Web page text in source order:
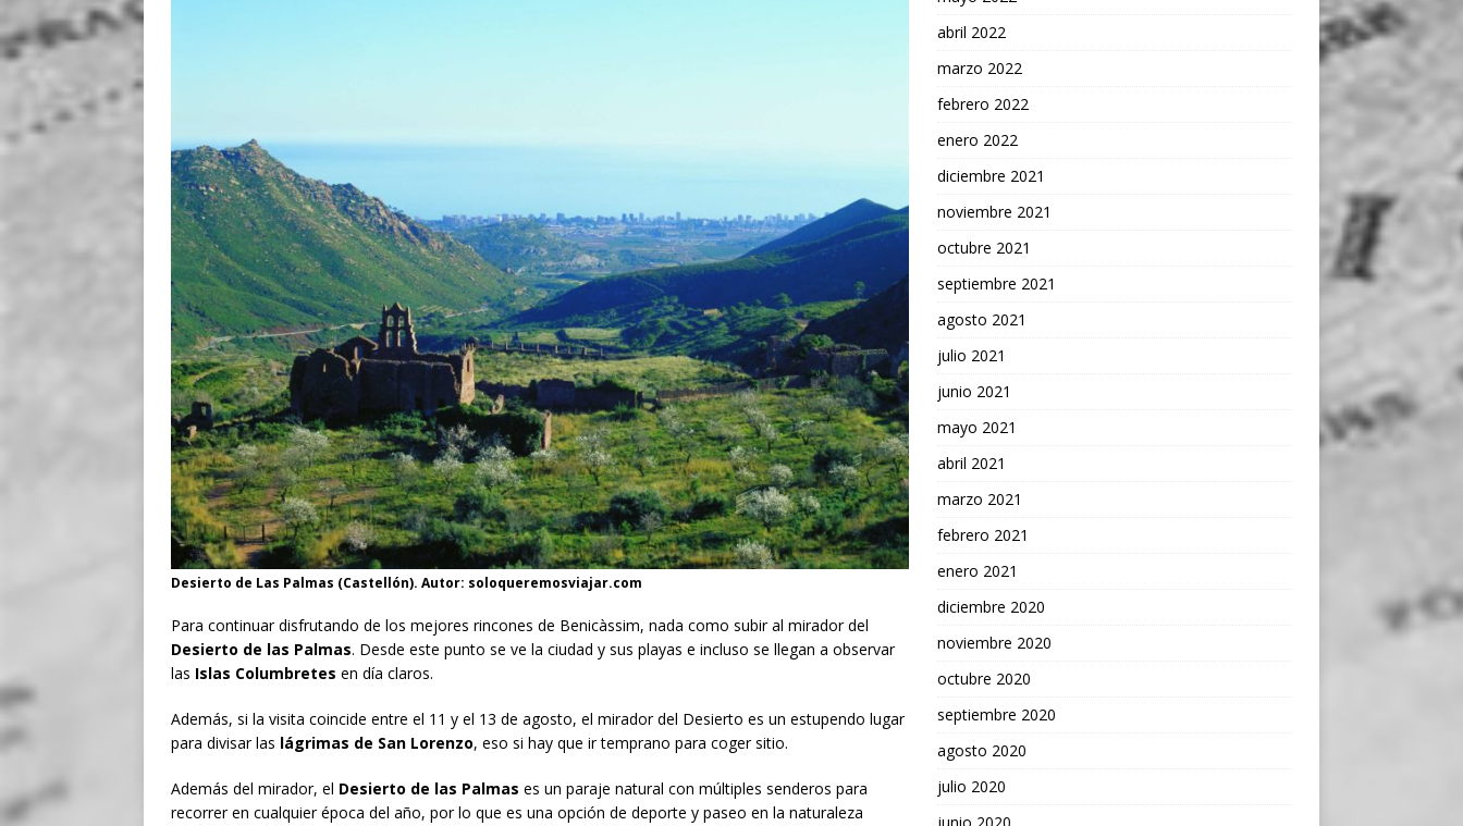
Desierto de Las Palmas (Castellón). Autor: soloqueremosviajar.com
Para continuar disfrutando de los mejores rincones de Benicàssim, nada como subir al mirador del
Desierto de las Palmas. Desde este punto se ve la ciudad y sus playas e incluso se llegan a observar
las Islas Columbretes en día claros.
Además, si la visita coincide entre el 11 y el 13 de agosto, el mirador del Desierto es un estupendo lugar
para divisar las lágrimas de San Lorenzo, eso si hay que ir temprano para coger sitio.
Además del mirador, el Desierto de las Palmas es un paraje natural con múltiples senderos para
recorrer en cualquier época del año, por lo que es una opción de deporte y paseo en la naturaleza
abril 2022
marzo 2022
febrero 2022
enero 2022
diciembre 2021
noviembre 2021
octubre 2021
septiembre 2021
agosto 2021
julio 2021
junio 2021
mayo 2021
abril 2021
marzo 2021
febrero 2021
enero 2021
diciembre 2020
noviembre 2020
octubre 2020
septiembre 2020
agosto 2020
julio 2020